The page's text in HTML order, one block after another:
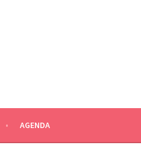
AGENDA